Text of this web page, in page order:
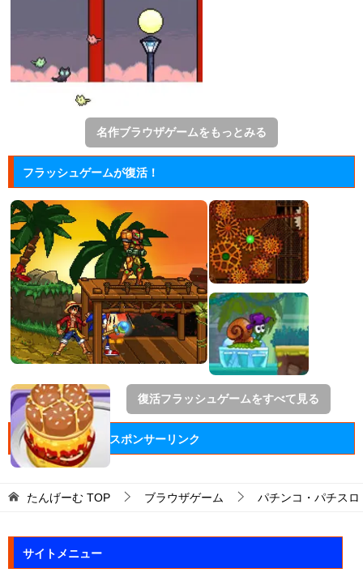
名作ブラウザゲームをもっとみる
フラッシュゲームが復活！
復活フラッシュゲームをすべて見る
スポンサーリンク
たんげーむ TOP ブラウザゲーム パチンコ・パチスロ
サイトメニュー